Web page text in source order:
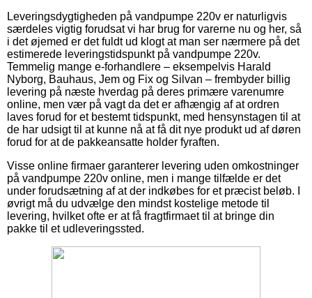
Leveringsdygtigheden på vandpumpe 220v er naturligvis
særdeles vigtig forudsat vi har brug for varerne nu og her, så
i det øjemed er det fuldt ud klogt at man ser nærmere på det
estimerede leveringstidspunkt på vandpumpe 220v.
Temmelig mange e-forhandlere – eksempelvis Harald
Nyborg, Bauhaus, Jem og Fix og Silvan – frembyder billig
levering på næste hverdag på deres primære varenumre
online, men vær på vagt da det er afhængig af at ordren
laves forud for et bestemt tidspunkt, med hensynstagen til at
de har udsigt til at kunne nå at få dit nye produkt ud af døren
forud for at de pakkeansatte holder fyraften.
Visse online firmaer garanterer levering uden omkostninger
på vandpumpe 220v online, men i mange tilfælde er det
under forudsætning af at der indkøbes for et præcist beløb. I
øvrigt må du udvælge den mindst kostelige metode til
levering, hvilket ofte er at få fragtfirmaet til at bringe din
pakke til et udleveringssted.